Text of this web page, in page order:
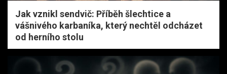
Jak vznikl sendvič: Příběh šlechtice a
vášnivého karbaníka, který nechtěl odcházet
od herního stolu